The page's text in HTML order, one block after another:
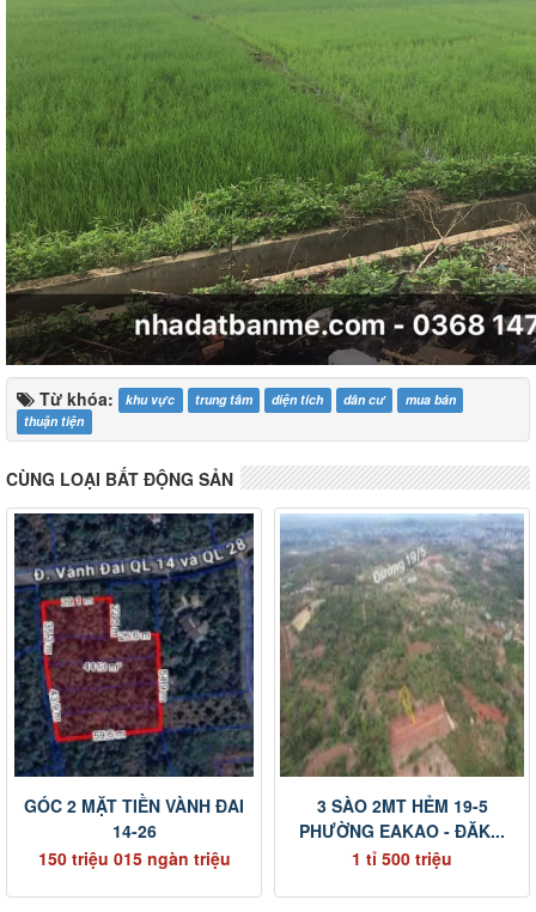
Từ khóa: khu vực trung tâm diện tích dân cư
mua bán
thuận tiện
CÙNG LOẠI BẤT ĐỘNG SẢN
GÓC 2 MẶT TIỀN VÀNH ĐAI
14-26
150 triệu 015 ngàn triệu
3 SÀO 2MT HẺM 19-5
PHƯỜNG EAKAO - ĐĂK...
1 tỉ 500 triệu